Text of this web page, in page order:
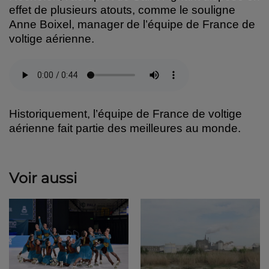
effet de plusieurs atouts, comme le souligne
Anne Boixel, manager de l’équipe de France de
voltige aérienne.
Historiquement, l’équipe de France de voltige
aérienne fait partie des meilleures au monde.
Voir aussi